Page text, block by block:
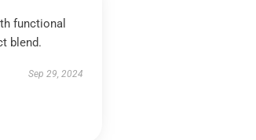
functional
blend.
Sep 29, 2024